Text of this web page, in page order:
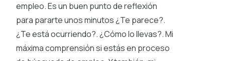
empleo. Es un buen punto de reflexión
para pararte unos minutos ¿Te parece?.
¿Te está ocurriendo?. ¿Cómo lo llevas?. Mi
máxima comprensión si estás en proceso